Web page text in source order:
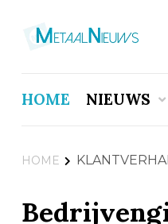
HOME NIEUWS
HOME